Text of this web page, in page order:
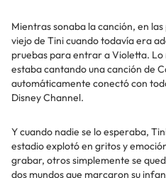
Mientras sonaba la canción, en
viejo de Tini cuando todavía era
pruebas para entrar a Violetta. Lo
estaba cantando una canción de
automáticamente conectó con
Disney Channel.
Y cuando nadie se lo esperaba,
estadio explotó en gritos y
grabar, otros simplemente se
dos mundos que marcaron su